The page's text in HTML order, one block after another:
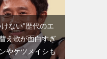
ない”歴代のエ
え歌が面白すぎ
やケツメイシも